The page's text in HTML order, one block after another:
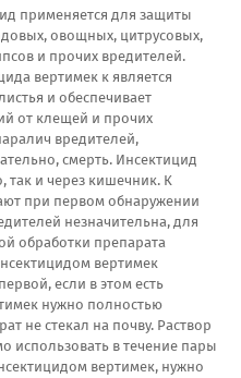
применяется для защиты
овощных, цитрусовых,
и прочих вредителей.
вертимек к является
и обеспечивает
от клещей и прочих
вредителей,
смерть. Инсектицид
так и через кишечник. К
при первом обнаружении
незначительна, для
обработки препарата
вертимек
если в этом есть
нужно полностью
не стекал на почву. Раствор
использовать в течение пары
вертимек, нужно